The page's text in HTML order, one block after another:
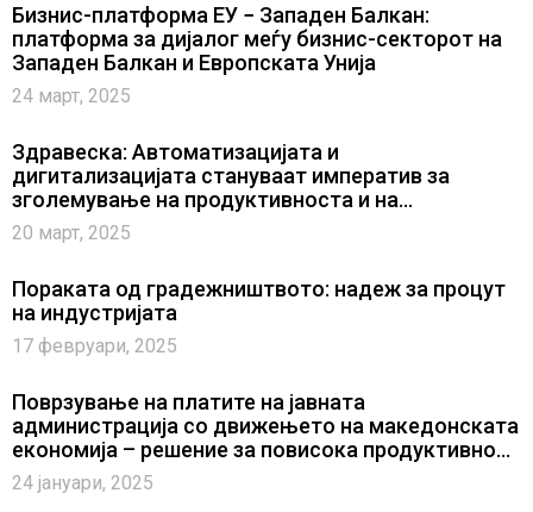
Бизнис-платформа ЕУ − Западен Балкан:
платформа за дијалог меѓу бизнис-секторот на
Западен Балкан и Европската Унија
24 март, 2025
Здравеска: Автоматизацијата и
дигитализацијата стануваат императив за
зголемување на продуктивноста и на
конкурентноста на компаниите
20 март, 2025
Пораката од градежништвото: надеж за процут
на индустријата
17 февруари, 2025
Поврзување на платите на јавната
администрација со движењето на македонската
економија – решение за повисока продуктивност
и повисок економски раст?
24 јануари, 2025